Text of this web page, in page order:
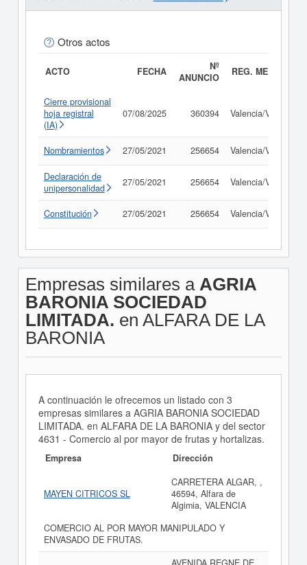
Otros actos
ACTO FECHA
Nº
ANUNCIO
REG. MERC.
Cierre provisional
hoja registral
(IA)
07/08/2025 360394 Valencia/València
Nombramientos 27/05/2021 256654 Valencia/València
Declaración de
unipersonalidad
27/05/2021 256654 Valencia/València
Constitución 27/05/2021 256654 Valencia/València
Empresas similares a AGRIA
BARONIA SOCIEDAD
LIMITADA. en ALFARA DE LA
BARONIA
A continuación le ofrecemos un listado con 3
empresas similares a AGRIA BARONIA SOCIEDAD
LIMITADA. en ALFARA DE LA BARONIA y del sector
4631 - Comercio al por mayor de frutas y hortalizas.
Empresa Dirección
MAYEN CITRICOS SL
CARRETERA ALGAR, ,
46594, Alfara de
Algimia, VALENCIA
COMERCIO AL POR MAYOR MANIPULADO Y
ENVASADO DE FRUTAS.